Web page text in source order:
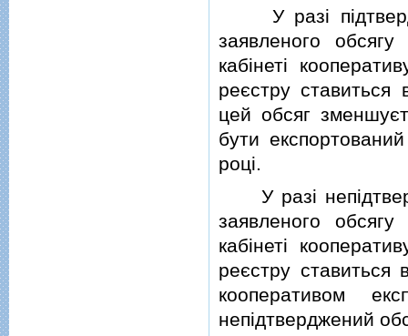
У разi
заявленого
кабiнетi
реєстру
цей обсяг
бути
роцi.
У разi
заявленого
кабiнетi
реєстру ставиться
кооперативом
непiдтверджений